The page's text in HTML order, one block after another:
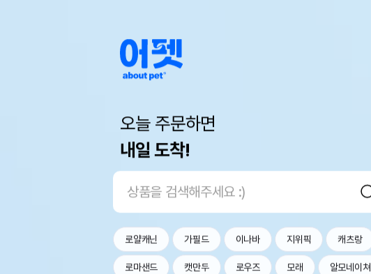
오늘 주문하면
내일 도착!
로얄캐닌 가필드 이나바 지위픽 캐츠랑
로마샌드 캣만두 로우즈 모래 알모네이쳐